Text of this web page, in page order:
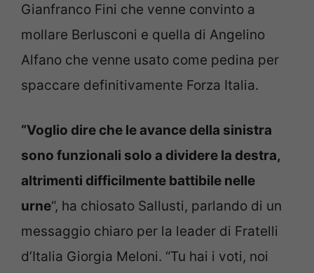
Gianfranco Fini che venne convinto a
mollare Berlusconi e quella di Angelino
Alfano che venne usato come pedina per
spaccare definitivamente Forza Italia.
“Voglio dire che le avance della sinistra
sono funzionali solo a dividere la destra,
altrimenti difficilmente battibile nelle
urne“, ha chiosato Sallusti, parlando di un
messaggio chiaro per la leader di Fratelli
d’Italia Giorgia Meloni. “Tu hai i voti, noi